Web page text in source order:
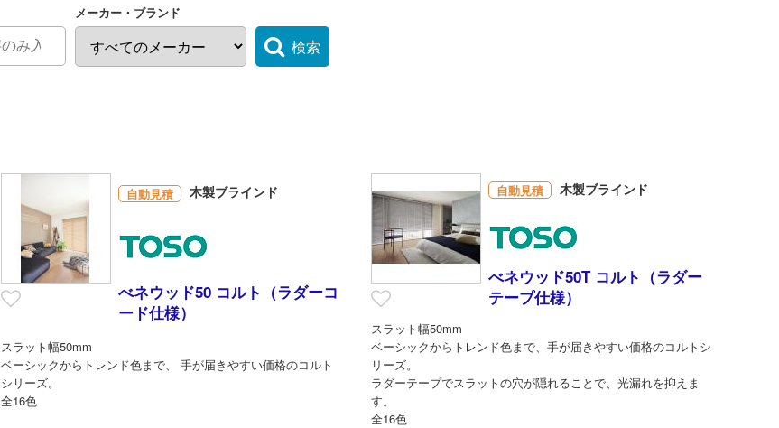
メーカー・ブランド
検索
自動見積 木製ブラインド
べネウッド50 コルト（ラダーコ
ード仕様）
スラット幅50mm
ベーシックからトレンド色まで、 手が届きやすい価格のコルト
シリーズ。
全16色
自動見積 木製ブラインド
べネウッド50T コルト（ラダー
テープ仕様）
スラット幅50mm
ベーシックからトレンド色まで、手が届きやすい価格のコルトシ
リーズ。
ラダーテープでスラットの穴が隠れることで、光漏れを抑えま
す。
全16色